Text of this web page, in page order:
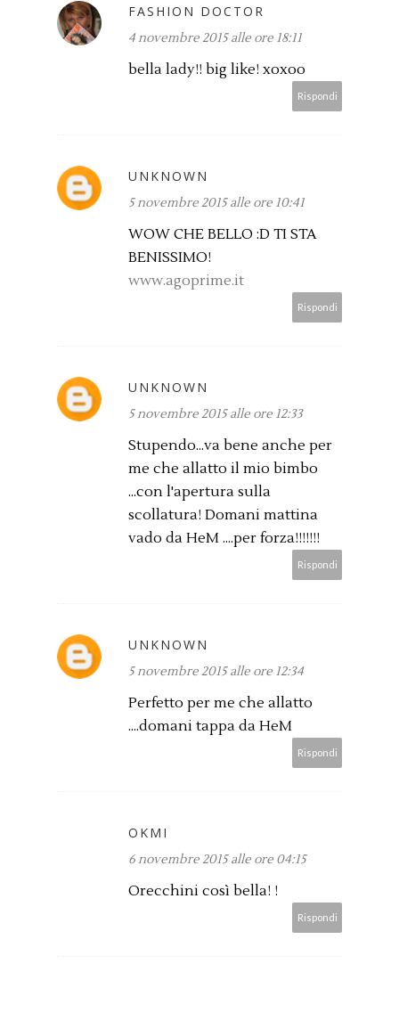
FASHION DOCTOR
4 novembre 2015 alle ore 18:11
bella lady!! big like! xoxoo
Rispondi
UNKNOWN
5 novembre 2015 alle ore 10:41
WOW CHE BELLO :D TI STA
BENISSIMO!
www.agoprime.it
Rispondi
UNKNOWN
5 novembre 2015 alle ore 12:33
Stupendo...va bene anche per
me che allatto il mio bimbo
...con l'apertura sulla
scollatura! Domani mattina
vado da HeM ....per forza!!!!!!!
Rispondi
UNKNOWN
5 novembre 2015 alle ore 12:34
Perfetto per me che allatto
....domani tappa da HeM
Rispondi
OKMI
6 novembre 2015 alle ore 04:15
Orecchini così bella! !
Rispondi